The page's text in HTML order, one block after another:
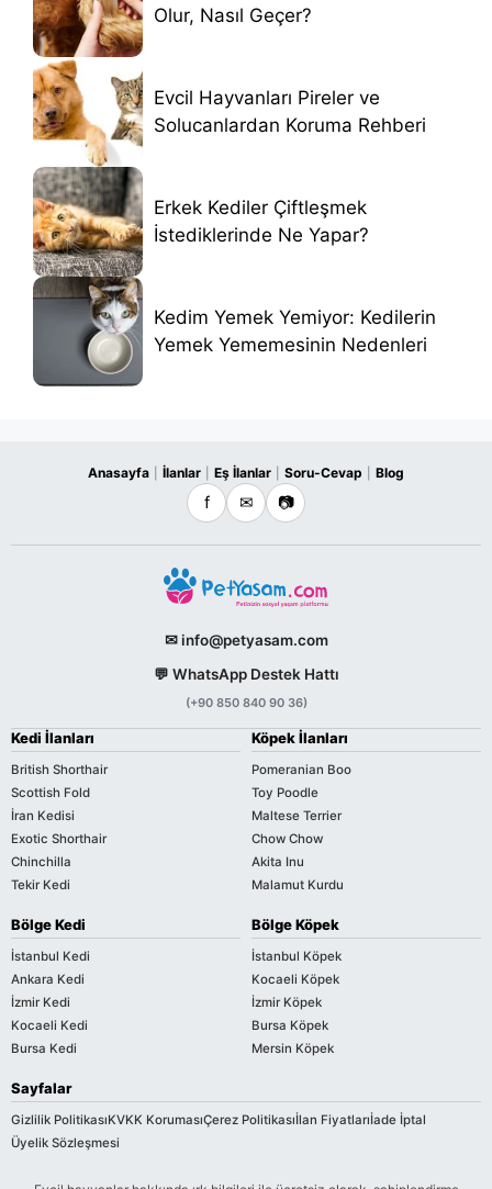
Olur, Nasıl Geçer?
Evcil Hayvanları Pireler ve
Solucanlardan Koruma Rehberi
Erkek Kediler Çiftleşmek
İstediklerinde Ne Yapar?
Kedim Yemek Yemiyor: Kedilerin
Yemek Yememesinin Nedenleri
Anasayfa İlanlar Eş İlanlar Soru-Cevap Blog
f ✉ 📷
✉ info@petyasam.com
💬 WhatsApp Destek Hattı
(+90 850 840 90 36)
Kedi İlanları
British Shorthair
Scottish Fold
İran Kedisi
Exotic Shorthair
Chinchilla
Tekir Kedi
Köpek İlanları
Pomeranian Boo
Toy Poodle
Maltese Terrier
Chow Chow
Akita Inu
Malamut Kurdu
Bölge Kedi
İstanbul Kedi
Ankara Kedi
İzmir Kedi
Kocaeli Kedi
Bursa Kedi
Bölge Köpek
İstanbul Köpek
Kocaeli Köpek
İzmir Köpek
Bursa Köpek
Mersin Köpek
Sayfalar
Gizlilik PolitikasıKVKK KorumasıÇerez Politikasıİlan Fiyatlarıİade İptal
Üyelik Sözleşmesi